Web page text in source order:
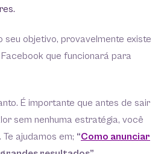
seu objetivo, provavelmente existe
que funcionará para
É importante que antes de sair
sem nenhuma estratégia, você
ajudamos em; “Como anunciar